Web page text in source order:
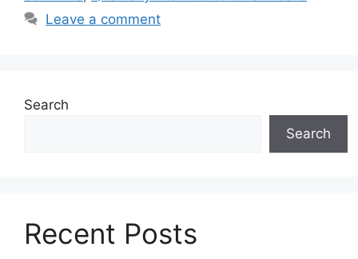
Leave a comment
Search
Search
Recent Posts